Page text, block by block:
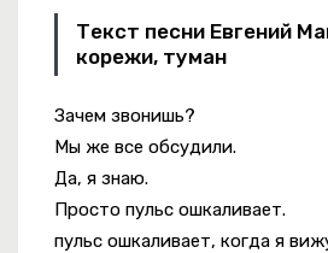
Текст песни Евгений
корежи, туман
Зачем звонишь?
Мы же все обсудили.
Да, я знаю.
Просто пульс ошкаливает.
пульс ошкаливает, когда я
Я Дома